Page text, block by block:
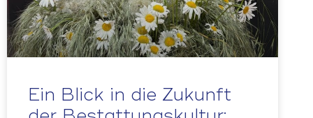
Ein Blick in die Zukunft